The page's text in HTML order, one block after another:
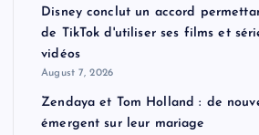
Disney conclut un accord
de TikTok d'utiliser ses films et
vidéos
August 7, 2026
Zendaya et Tom Holland : de
émergent sur leur mariage